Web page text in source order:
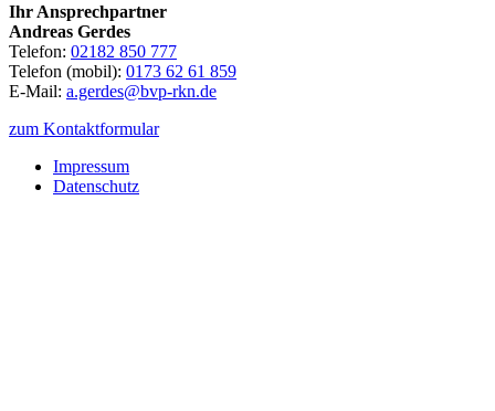
Ihr Ansprechpartner
Andreas Gerdes
Telefon: 02182 850 777
Telefon (mobil): 0173 62 61 859
E-Mail: a.gerdes@bvp-rkn.de
zum Kontaktformular
Impressum
Datenschutz